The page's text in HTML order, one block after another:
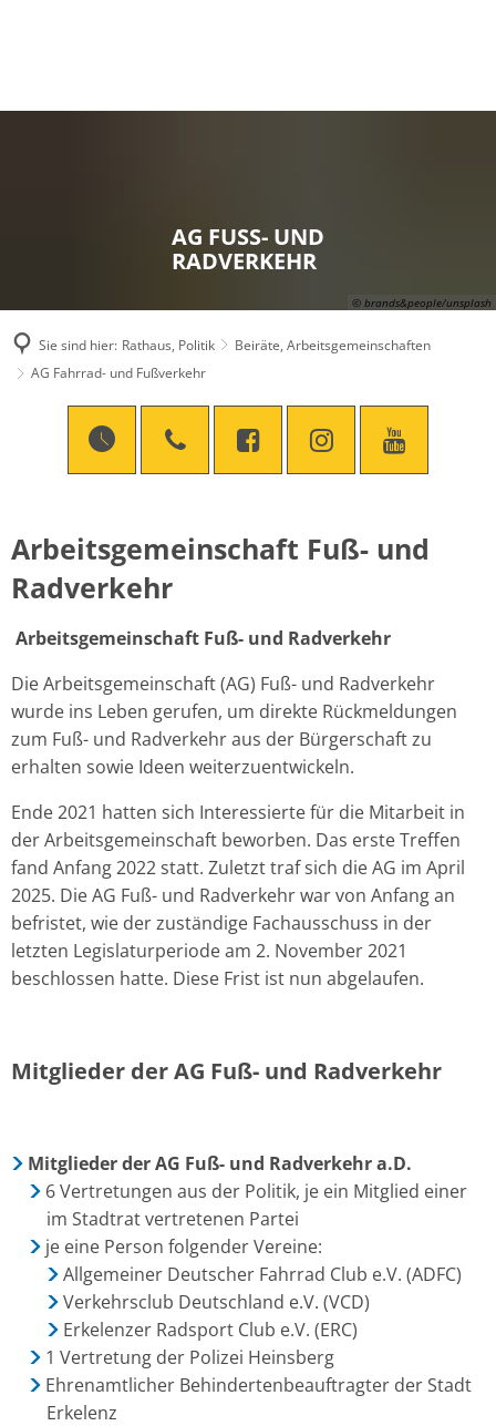
© brands&people/unsplash
AG FUSS- UND
RADVERKEHR
Sie sind hier: Rathaus, Politik
Beiräte, Arbeitsgemeinschaften
AG Fahrrad- und Fußverkehr
Arbeitsgemeinschaft Fuß- und
Radverkehr
Arbeitsgemeinschaft Fuß- und Radverkehr
Die Arbeitsgemeinschaft (AG) Fuß- und Radverkehr
wurde ins Leben gerufen, um direkte Rückmeldungen
zum Fuß- und Radverkehr aus der Bürgerschaft zu
erhalten sowie Ideen weiterzuentwickeln.
Ende 2021 hatten sich Interessierte für die Mitarbeit in
der Arbeitsgemeinschaft beworben. Das erste Treffen
fand Anfang 2022 statt. Zuletzt traf sich die AG im April
2025. Die AG Fuß- und Radverkehr war von Anfang an
befristet, wie der zuständige Fachausschuss in der
letzten Legislaturperiode am 2. November 2021
beschlossen hatte. Diese Frist ist nun abgelaufen.
Mitglieder der AG Fuß- und Radverkehr
Mitglieder der AG Fuß- und Radverkehr a.D.
6 Vertretungen aus der Politik, je ein Mitglied einer
im Stadtrat vertretenen Partei
je eine Person folgender Vereine:
Allgemeiner Deutscher Fahrrad Club e.V. (ADFC)
Verkehrsclub Deutschland e.V. (VCD)
Erkelenzer Radsport Club e.V. (ERC)
1 Vertretung der Polizei Heinsberg
Ehrenamtlicher Behindertenbeauftragter der Stadt
Erkelenz